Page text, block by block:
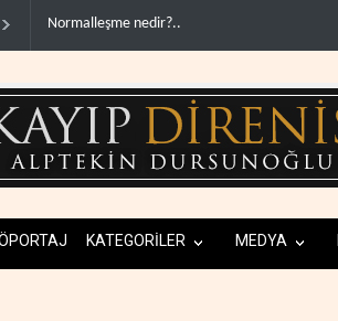
ABD'den Rus petrolünü alan ülkelere yüzde
KATEGORİLER MEDYA